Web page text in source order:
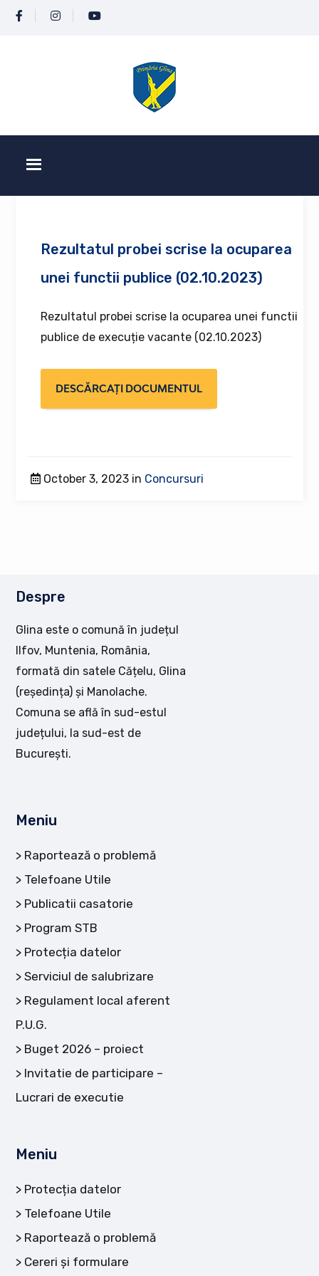
Rezultatul probei scrise la ocuparea
unei functii publice (02.10.2023)
Rezultatul probei scrise la ocuparea unei functii
publice de execuție vacante (02.10.2023)
DESCĂRCAȚI DOCUMENTUL
October 3, 2023 in Concursuri
Despre
Glina este o comună în județul
Ilfov, Muntenia, România,
formată din satele Cățelu, Glina
(reședința) și Manolache.
Comuna se află în sud-estul
județului, la sud-est de
București.
Meniu
Raportează o problemă
Telefoane Utile
Publicatii casatorie
Program STB
Protecția datelor
Serviciul de salubrizare
Regulament local aferent
P.U.G.
Buget 2026 – proiect
Invitatie de participare –
Lucrari de executie
Meniu
Protecția datelor
Telefoane Utile
Raportează o problemă
Cereri și formulare